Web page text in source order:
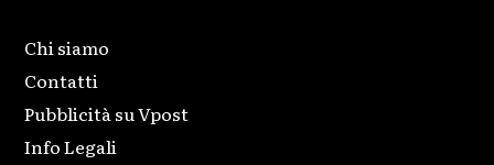
Chi siamo
Contatti
Pubblicità su Vpost
Info Legali